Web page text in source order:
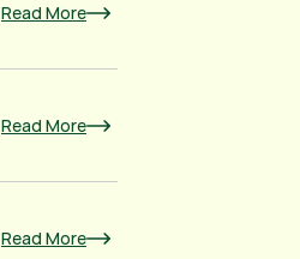
Read More
Read More
Read More